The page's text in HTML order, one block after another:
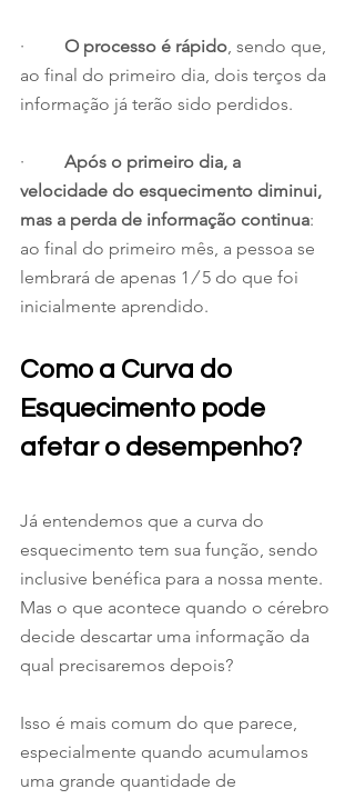
· O processo é rápido, sendo que,
ao final do primeiro dia, dois terços da
informação já terão sido perdidos.
· Após o primeiro dia, a
velocidade do esquecimento diminui,
mas a perda de informação continua:
ao final do primeiro mês, a pessoa se
lembrará de apenas 1 ⁄ 5 do que foi
inicialmente aprendido.
Como a Curva do
Esquecimento pode
afetar o desempenho?
Já entendemos que a curva do
esquecimento tem sua função, sendo
inclusive benéfica para a nossa mente.
Mas o que acontece quando o cérebro
decide descartar uma informação da
qual precisaremos depois?
Isso é mais comum do que parece,
especialmente quando acumulamos
uma grande quantidade de